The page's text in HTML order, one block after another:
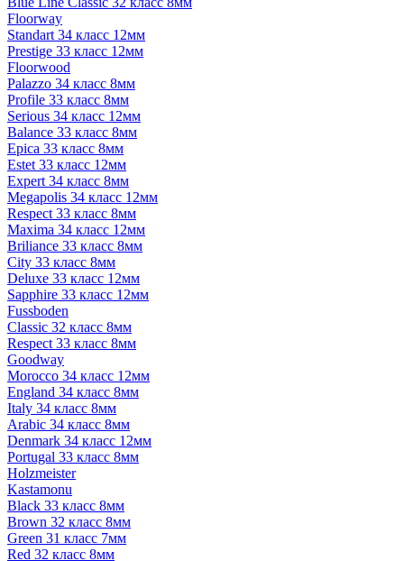
Floorway
Standart 34 класс 12мм
Prestige 33 класс 12мм
Floorwood
Palazzo 34 класс 8мм
Profile 33 класс 8мм
Serious 34 класс 12мм
Balance 33 класс 8мм
Epica 33 класс 8мм
Estet 33 класс 12мм
Expert 34 класс 8мм
Megapolis 34 класс 12мм
Respect 33 класс 8мм
Maxima 34 класс 12мм
Briliance 33 класс 8мм
City 33 класс 8мм
Deluxe 33 класс 12мм
Sapphire 33 класс 12мм
Fussboden
Classic 32 класс 8мм
Respect 33 класс 8мм
Goodway
Morocco 34 класс 12мм
England 34 класс 8мм
Italy 34 класс 8мм
Arabic 34 класс 8мм
Denmark 34 класс 12мм
Portugal 33 класс 8мм
Holzmeister
Kastamonu
Black 33 класс 8мм
Brown 32 класс 8мм
Green 31 класс 7мм
Red 32 класс 8мм